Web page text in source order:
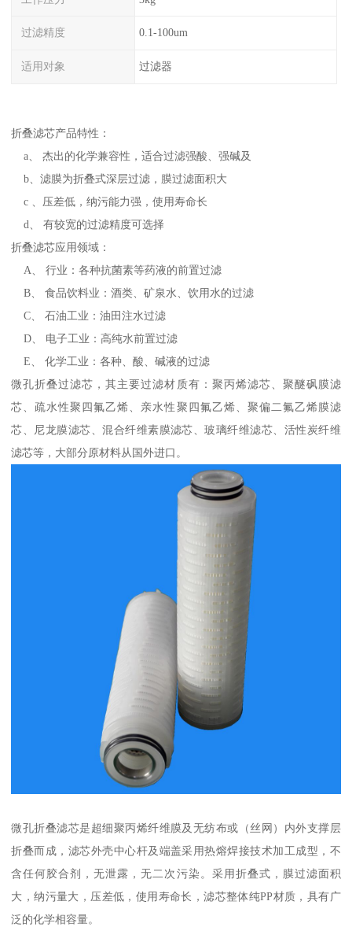
过滤精度 0.1-100um
适用对象 过滤器
折叠滤芯产品特性：
a、 杰出的化学兼容性，适合过滤强酸、强碱及
b、滤膜为折叠式深层过滤，膜过滤面积大
c 、压差低，纳污能力强，使用寿命长
d、 有较宽的过滤精度可选择
折叠滤芯应用领域：
A、 行业：各种抗菌素等药液的前置过滤
B、 食品饮料业：酒类、矿泉水、饮用水的过滤
C、 石油工业：油田注水过滤
D、 电子工业：高纯水前置过滤
E、 化学工业：各种、酸、碱液的过滤
微孔折叠过滤芯，其主要过滤材质有：聚丙烯滤芯、聚醚砜膜滤
芯、疏水性聚四氟乙烯、亲水性聚四氟乙烯、聚偏二氟乙烯膜滤
芯、尼龙膜滤芯、混合纤维素膜滤芯、玻璃纤维滤芯、活性炭纤维
滤芯等，大部分原材料从国外进口。
微孔折叠滤芯是超细聚丙烯纤维膜及无纺布或（丝网）内外支撑层
折叠而成，滤芯外壳中心杆及端盖采用热熔焊接技术加工成型，不
含任何胶合剂，无泄露，无二次污染。采用折叠式，膜过滤面积
大，纳污量大，压差低，使用寿命长，滤芯整体纯PP材质，具有广
泛的化学相容量。